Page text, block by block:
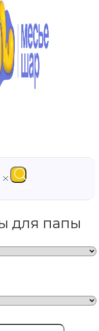
для папы